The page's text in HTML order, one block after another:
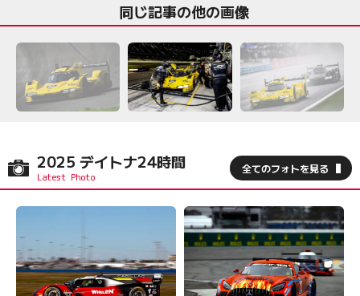
同じ記事の他の画像
2025 デイトナ24時間 全てのフォトを見る